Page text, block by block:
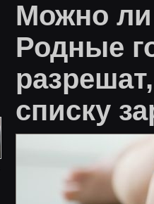
Можно
Родные
списку